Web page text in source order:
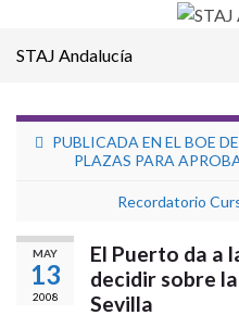
STAJ Andalucía
PUBLICADA EN EL BOE
PLAZAS PARA
Recordatorio
MAY
13
2008
El Puerto da a
decidir sobre
Sevilla